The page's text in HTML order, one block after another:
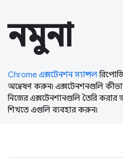
নমুনা
Chrome এক্সটেনশন স্যাম্পল
অন্বেষণ করুন৷ এক্সটেনশনগুলি
নিজের এক্সটেনশানগুলি তৈরি করার
শিখতে এগুলি ব্যবহার করুন৷